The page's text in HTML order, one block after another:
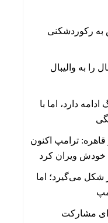
به رکوردشکنی
را به والیبال
دارد، اما با
ترامپ اکنون
خودش ویران کرد
شکل می‌گیرد؛ اما
مشارکت